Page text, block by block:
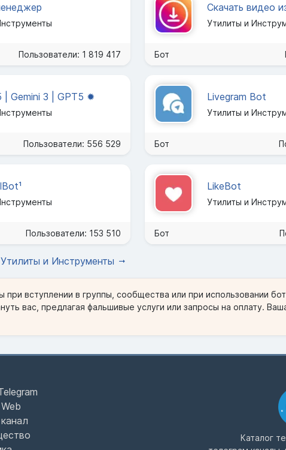
Пользователи: 1 819 417
Утилиты и
Бот
| Gemini 3 | GPT5 ✹
Пользователи: 556 529
Livegram Bot
Утилиты и
Бот
Пользователи: 153 510
LikeBot
Утилиты и
Бот
и Инструменты
при вступлении в группы, сообщества или при использовании
вас, предлагая фальшивые услуги или запросы на оплату.
Каталог